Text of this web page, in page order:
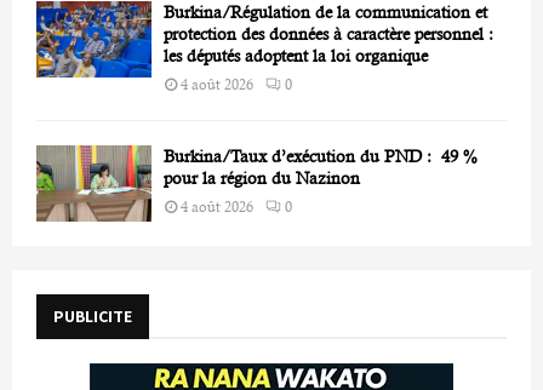
Burkina/Régulation de la communication et
protection des données à caractère personnel :
les députés adoptent la loi organique
4 août 2026 0
Burkina/Taux d’exécution du PND : 49 %
pour la région du Nazinon
4 août 2026 0
PUBLICITE